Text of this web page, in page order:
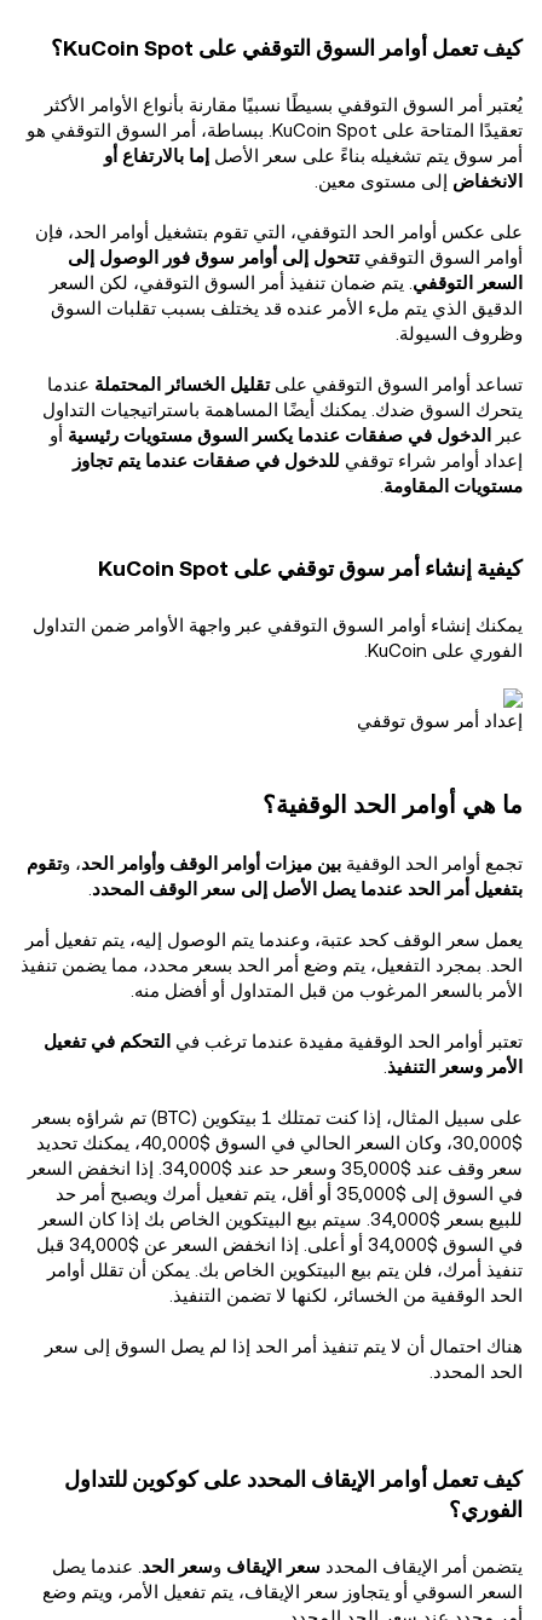
كيف تعمل أوامر السوق التوقفي على KuCoin Spot؟
يُعتبر أمر السوق التوقفي بسيطًا نسبيًا مقارنة بأنواع الأوامر الأكثر
تعقيدًا المتاحة على KuCoin Spot. ببساطة، أمر السوق التوقفي هو
أمر سوق يتم تشغيله بناءً على سعر الأصل إما بالارتفاع أو
الانخفاض إلى مستوى معين.
على عكس أوامر الحد التوقفي، التي تقوم بتشغيل أوامر الحد، فإن
أوامر السوق التوقفيتتحول إلى أوامر سوق فور الوصول إلى
السعر التوقفي . يتم ضمان تنفيذ أمر السوق التوقفي، لكن السعر
الدقيق الذي يتم ملء الأمر عنده قد يختلف بسبب تقلبات السوق
وظروف السيولة.
تساعد أوامر السوق التوقفي علىتقليل الخسائر المحتملة عندما
يتحرك السوق ضدك. يمكنك أيضًا المساهمة باستراتيجيات التداول
عبر
الدخول في صفقات عندما يكسر السوق مستويات رئيسية أو
إعداد أوامر شراء توقفي للدخول في صفقات عندما يتم تجاوز
مستويات المقاومة
كيفية إنشاء أمر سوق توقفي على KuCoin Spot
يمكنك إنشاء أوامر السوق التوقفي عبر واجهة الأوامر ضمن التداول
الفوري على KuCoin.
إعداد أمر سوق توقفي
ما هي أوامر الحد الوقفية؟
تجمع أوامر الحد الوقفية بين ميزات أوامر الوقف وأوامر الحد، وتقوم
بتفعيل أمر الحد عندما يصل الأصل إلى سعر الوقف المحدد
يعمل سعر الوقف كحد عتبة، وعندما يتم الوصول إليه، يتم تفعيل أمر
الحد. بمجرد التفعيل، يتم وضع أمر الحد بسعر محدد، مما يضمن تنفيذ
الأمر بالسعر المرغوب من قبل المتداول أو أفضل منه.
تعتبر أوامر الحد الوقفية مفيدة عندما ترغب في التحكم في تفعيل
الأمر وسعر التنفيذ
على سبيل المثال، إذا كنت تمتلك 1 بيتكوين (BTC) تم شراؤه بسعر
$30,000، وكان السعر الحالي في السوق $40,000، يمكنك تحديد
سعر وقف عند $35,000 وسعر حد عند $34,000. إذا انخفض السعر
في السوق إلى $35,000 أو أقل، يتم تفعيل أمرك ويصبح أمر حد
للبيع بسعر $34,000. سيتم بيع البيتكوين الخاص بك إذا كان السعر
في السوق $34,000 أو أعلى. إذا انخفض السعر عن $34,000 قبل
تنفيذ أمرك، فلن يتم بيع البيتكوين الخاص بك. يمكن أن تقلل أوامر
الحد الوقفية من الخسائر، لكنها لا تضمن التنفيذ.
هناك احتمال أن لا يتم تنفيذ أمر الحد إذا لم يصل السوق إلى سعر
الحد المحدد.
كيف تعمل أوامر الإيقاف المحدد على كوكوين للتداول
الفوري؟
يتضمن أمر الإيقاف المحدد سعر الإيقاف وسعر الحد . عندما يصل
السعر السوقي أو يتجاوز سعر الإيقاف، يتم تفعيل الأمر، ويتم وضع